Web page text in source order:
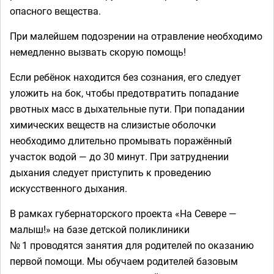
опасного вещества.
При малейшем подозрении на отравление необходимо
немедленно вызвать скорую помощь!
Если ребёнок находится без сознания, его следует
уложить на бок, чтобы предотвратить попадание
рвотных масс в дыхательные пути. При попадании
химических веществ на слизистые оболочки
необходимо длительно промывать поражённый
участок водой — до 30 минут. При затруднении
дыхания следует приступить к проведению
искусственного дыхания.
В рамках губернаторского проекта «На Севере —
малыш!» на базе детской поликлиники
№ 1 проводятся занятия для родителей по оказанию
первой помощи. Мы обучаем родителей базовым